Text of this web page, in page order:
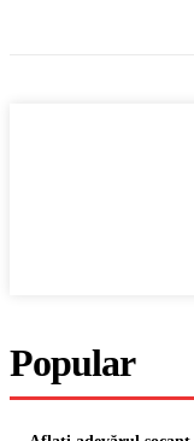
Popular